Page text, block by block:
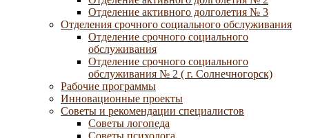
Отделение активного долголетия № 3
Отделения срочного социального обслуживания
Отделение срочного социального
обслуживания
Отделение срочного социального
обслуживания № 2 ( г. Солнечногорск)
Рабочие программы
Инновационные проекты
Советы и рекомендации специалистов
Советы логопеда
Советы психолога